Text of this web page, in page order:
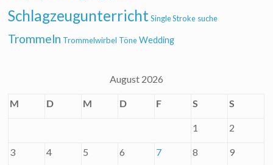
Schlagzeugunterricht Single Stroke suche
Trommeln Trommelwirbel Töne Wedding
August 2026
M D M D F S S
1 2
3 4 5 6 7 8 9